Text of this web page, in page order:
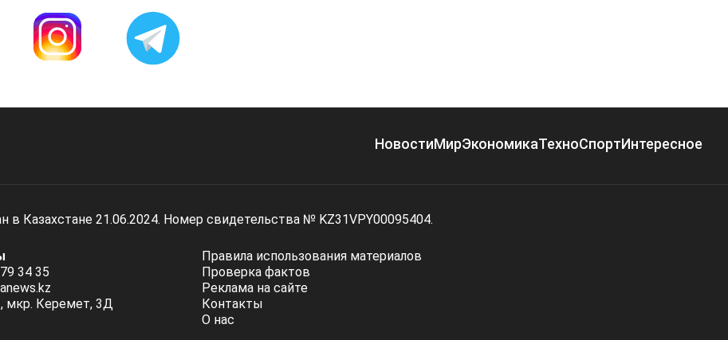
НовостиМирЭкономикаТехноСпортИнтересное
в Казахстане 21.06.2024. Номер свидетельства № KZ31VPY00095404.
34 35
мкр. Керемет, 3Д
Правила использования материалов
Проверка фактов
Реклама на сайте
Контакты
О нас